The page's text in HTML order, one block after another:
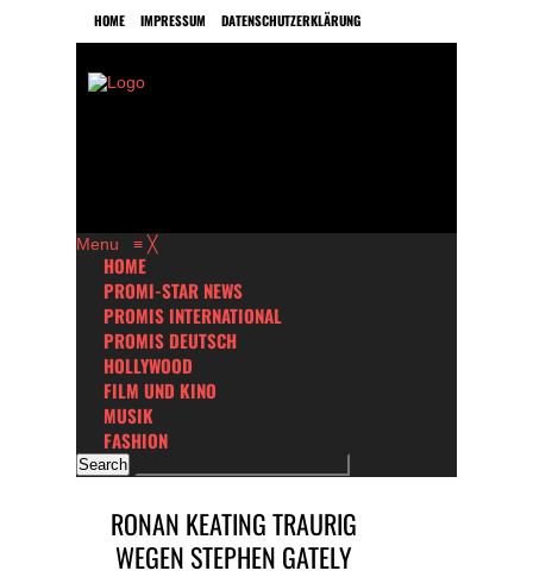
HOME IMPRESSUM DATENSCHUTZERKLÄRUNG
Menu ≡ ╳
HOME
PROMI-STAR NEWS
PROMIS INTERNATIONAL
PROMIS DEUTSCH
HOLLYWOOD
FILM UND KINO
MUSIK
FASHION
RONAN KEATING TRAURIG
WEGEN STEPHEN GATELY